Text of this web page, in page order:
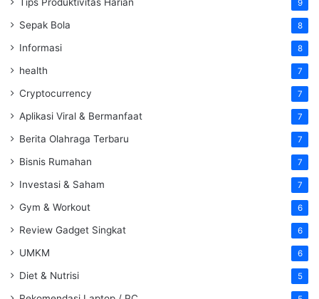
Tips Produktivitas Harian 9
Sepak Bola 8
Informasi 8
health 7
Cryptocurrency 7
Aplikasi Viral & Bermanfaat 7
Berita Olahraga Terbaru 7
Bisnis Rumahan 7
Investasi & Saham 7
Gym & Workout 6
Review Gadget Singkat 6
UMKM 6
Diet & Nutrisi 5